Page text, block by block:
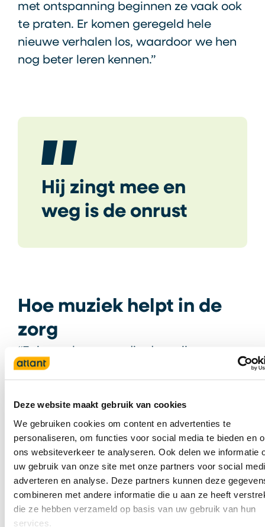
Deze website maakt gebruik van cookies
We gebruiken cookies om content en advertenties te
personaliseren, om functies voor social media te bieden en
ons websiteverkeer te analyseren. Ook delen we informatie
uw gebruik van onze site met onze partners voor social
adverteren en analyse. Deze partners kunnen deze
combineren met andere informatie die u aan ze heeft
die ze hebben verzameld op basis van uw gebruik van hun
services.
met ontspanning beginnen ze vaak ook
te praten. Er komen geregeld hele
nieuwe verhalen los, waardoor we hen
nog beter leren kennen.”
Hij zingt mee en
weg is de onrust
Hoe muziek helpt in de
zorg
dementie erg zoekende is. Hij weet niet
erg veel onrust ervaart. Maar met
muziek is hij makkelijk af te leiden.
Zodra ik zijn kamer binnenkom en met
hem ga zingen ontdooit en ontspant hij.
Hij zingt mee en weg is de onrust”,
vertelt Hanneke. Zorgmedewerkers
weten inmiddels precies welke